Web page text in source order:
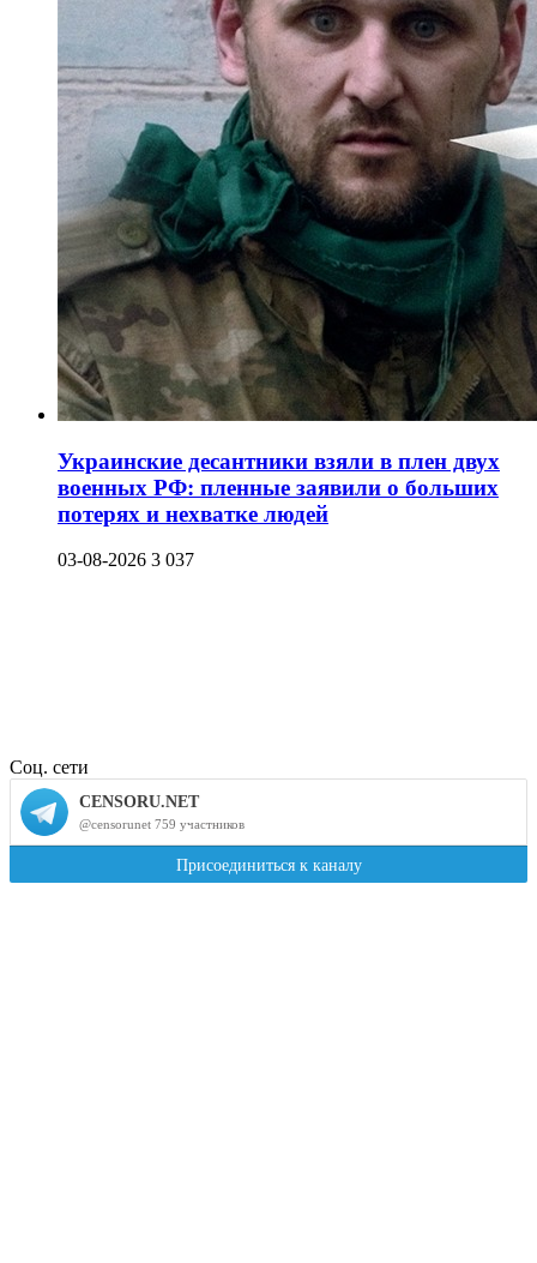
Украинские десантники взяли в плен двух
военных РФ: пленные заявили о больших
потерях и нехватке людей
03-08-2026 3 037
Соц. сети